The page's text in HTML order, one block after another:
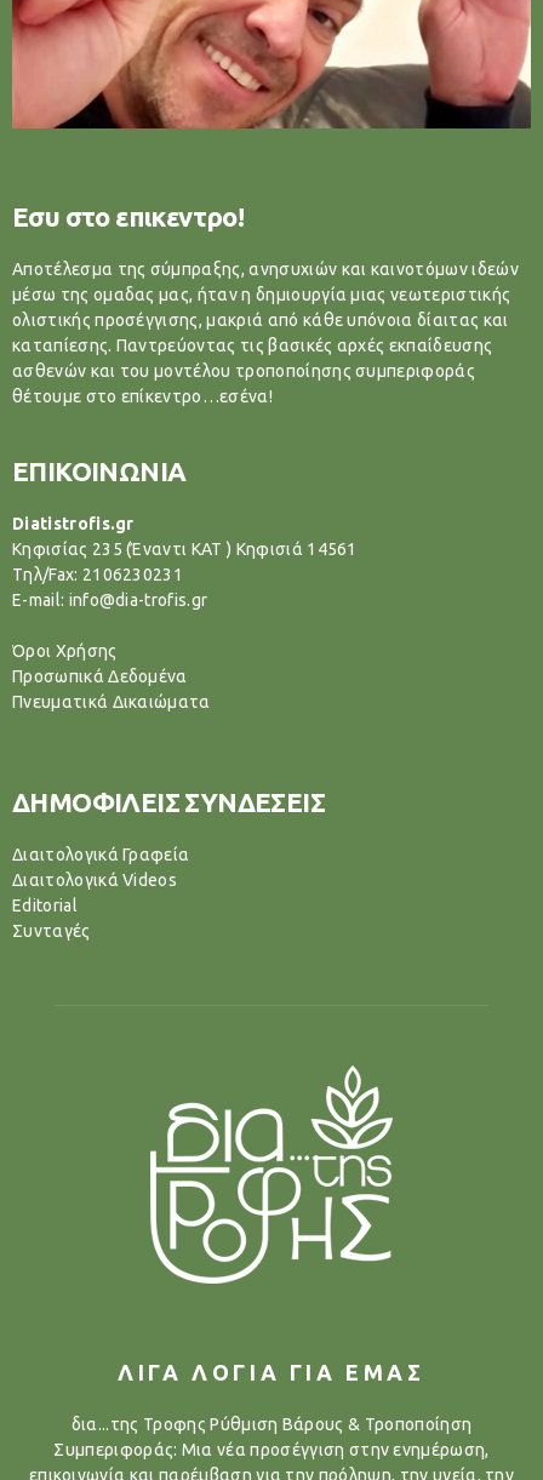
Εσυ στο επικεντρο!
Αποτέλεσμα της σύμπραξης, ανησυχιών και καινοτόμων ιδεών
μέσω της ομαδας μας, ήταν η δημιουργία μιας νεωτεριστικής
ολιστικής προσέγγισης, μακριά από κάθε υπόνοια δίαιτας και
καταπίεσης. Παντρεύοντας τις βασικές αρχές εκπαίδευσης
ασθενών και του μοντέλου τροποποίησης συμπεριφοράς
θέτουμε στο επίκεντρο…εσένα!
ΕΠΙΚΟΙΝΩΝΙΑ
Diatistrofis.gr
Κηφισίας 235 (Έναντι ΚΑΤ ) Κηφισιά 14561
Tηλ/Fax: 2106230231
E-mail: info@dia-trofis.gr
Όροι Χρήσης
Προσωπικά Δεδομένα
Πνευματικά Δικαιώματα
ΔΗΜΟΦΙΛΕΙΣ ΣΥΝΔΕΣΕΙΣ
Διαιτολογικά Γραφεία
Διαιτολογικά Videos
Editorial
Συνταγές
ΛΙΓΑ ΛΟΓΙΑ ΓΙΑ ΕΜΑΣ
δια...της Τροφης Ρύθμιση Βάρους & Τροποποίηση
Συμπεριφοράς: Μια νέα προσέγγιση στην ενημέρωση,
επικοινωνία και παρέμβαση για την πρόληψη, την υγεία, την